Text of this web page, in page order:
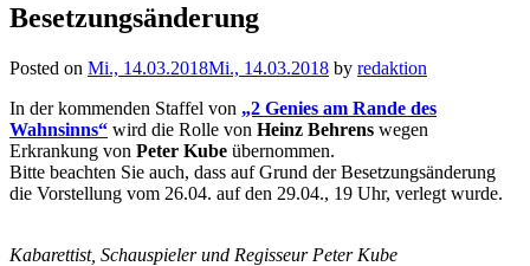
Besetzungsänderung
Posted on Mi., 14.03.2018Mi., 14.03.2018 by redaktion
In der kommenden Staffel von „2 Genies am Rande des
Wahnsinns“ wird die Rolle von Heinz Behrens wegen
Erkrankung von Peter Kube übernommen.
Bitte beachten Sie auch, dass auf Grund der Besetzungsänderung
die Vorstellung vom 26.04. auf den 29.04., 19 Uhr, verlegt wurde.
Kabarettist, Schauspieler und RegisseurPeter Kube